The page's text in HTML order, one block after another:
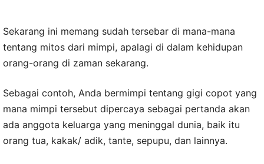
Sekarang ini memang sudah tersebar di mana-mana
tentang mitos dari mimpi, apalagi di dalam kehidupan
orang-orang di zaman sekarang.
Sebagai contoh, Anda bermimpi tentang gigi copot yang
mana mimpi tersebut dipercaya sebagai pertanda akan
ada anggota keluarga yang meninggal dunia, baik itu
orang tua, kakak/ adik, tante, sepupu, dan lainnya.